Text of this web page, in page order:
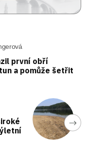
první obří
a pomůže šetřit